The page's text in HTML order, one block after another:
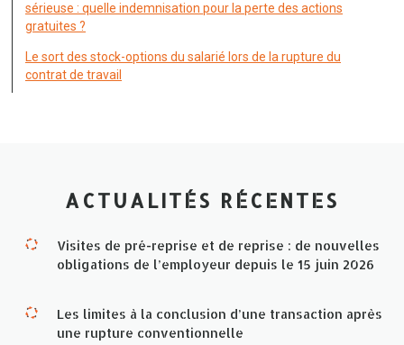
sérieuse : quelle indemnisation pour la perte des actions
gratuites ?
Le sort des stock-options du salarié lors de la rupture du
contrat de travail
ACTUALITÉS RÉCENTES
Visites de pré-reprise et de reprise : de nouvelles
obligations de l’employeur depuis le 15 juin 2026
Les limites à la conclusion d’une transaction après
une rupture conventionnelle